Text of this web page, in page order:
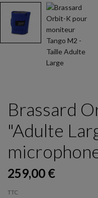
Brassard
"Adulte
259,00 €
TTC